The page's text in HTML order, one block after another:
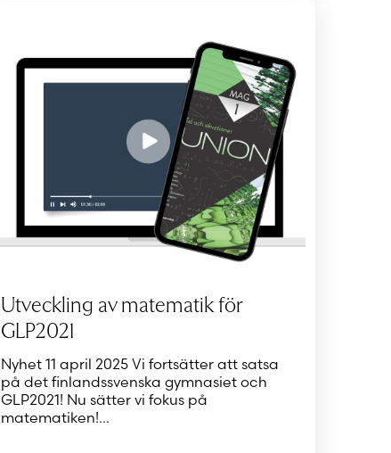
Utveckling av matematik för
GLP2021
Nyhet 11 april 2025 Vi fortsätter att satsa
på det finlandssvenska gymnasiet och
GLP2021! Nu sätter vi fokus på
matematiken!…